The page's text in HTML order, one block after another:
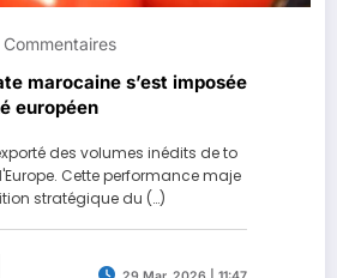
Commentaires
marocaine s’est imposée
européen
des volumes inédits de to
Cette performance maje
stratégique du (…)